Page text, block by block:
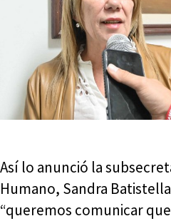
Así lo anunció la
Humano, Sandra
“queremos comunicar